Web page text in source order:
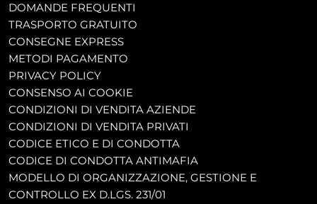
DOMANDE FREQUENTI
TRASPORTO GRATUITO
CONSEGNE EXPRESS
METODI PAGAMENTO
PRIVACY POLICY
CONSENSO AI COOKIE
CONDIZIONI DI VENDITA AZIENDE
CONDIZIONI DI VENDITA PRIVATI
CODICE ETICO E DI CONDOTTA
CODICE DI CONDOTTA ANTIMAFIA
MODELLO DI ORGANIZZAZIONE, GESTIONE E
CONTROLLO EX D.LGS. 231/01